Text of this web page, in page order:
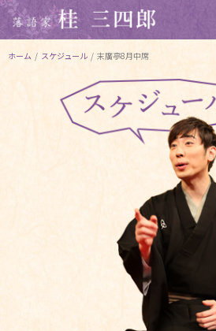
ホーム / スケジュール / 末廣亭8月中席